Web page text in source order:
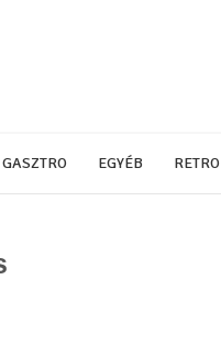
GASZTRO EGYÉB RETRO